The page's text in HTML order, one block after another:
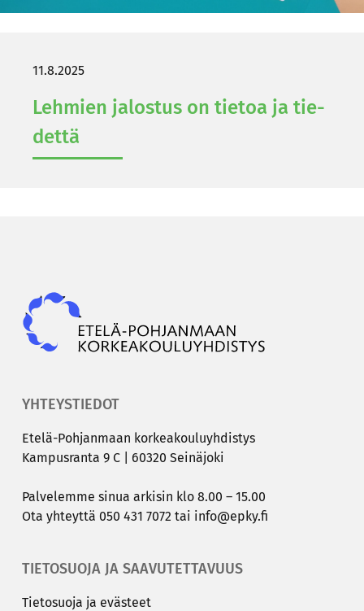
11.8.2025
Leh­mien ja­los­tus on tie­toa ja tie­
det­tä
YHTEYSTIEDOT
Etelä-​Pohjanmaan kor­kea­kou­lu­yh­dis­tys
Kam­pus­ran­ta 9 C | 60320 Sei­nä­jo­ki
Pal­ve­lem­me sinua ar­ki­sin klo 8.00 – 15.00
Ota yh­teyt­tä 050 431 7072 tai info@epky.fi
TIETOSUOJA JA SAAVUTETTAVUUS
Tie­to­suo­ja ja eväs­teet